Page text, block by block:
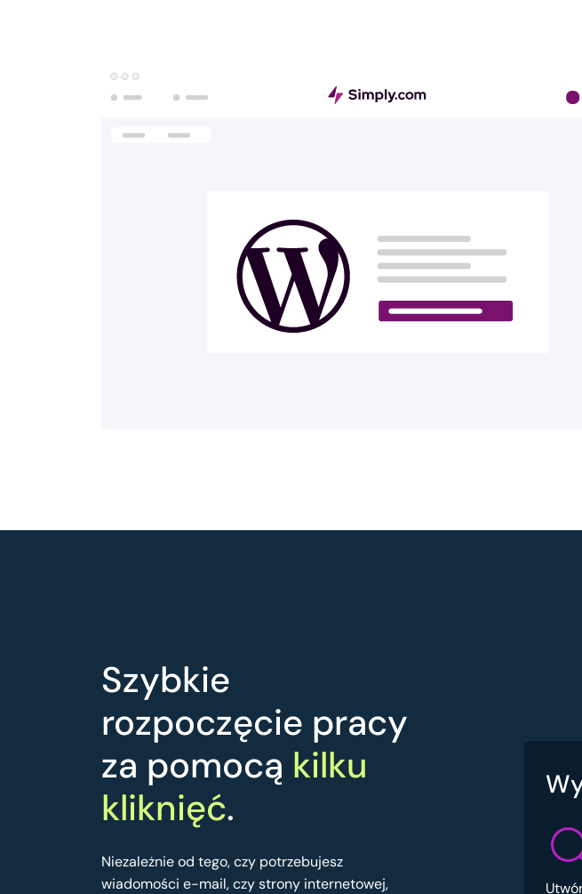
Szybkie
rozpoczęcie pracy
za pomocą kilku
kliknięć.
Niezależnie od tego, czy potrzebujesz
wiadomości e-mail, czy strony internetowej,